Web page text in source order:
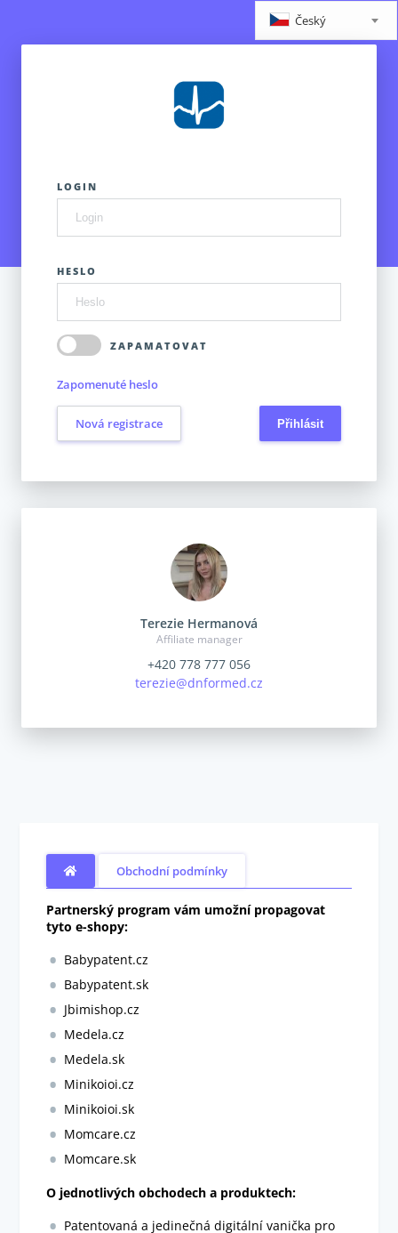
Český
LOGIN
HESLO
ZAPAMATOVAT
Zapomenuté heslo
Nová registrace
Terezie Hermanová
Affiliate manager
‭+420 778 777 056‬
terezie@dnformed.cz
Obchodní podmínky
Partnerský program vám umožní propagovat
tyto e-shopy:
Babypatent.cz
Babypatent.sk
Jbimishop.cz
Medela.cz
Medela.sk
Minikoioi.cz
Minikoioi.sk
Momcare.cz
Momcare.sk
O jednotlivých obchodech a produktech:
Patentovaná a jedinečná digitální vanička pro